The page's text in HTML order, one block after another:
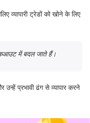
व्यापारी ट्रेडों को खोने के लिए
में बदल जाते हैं।
प्रभावी ढंग से व्यापार करने